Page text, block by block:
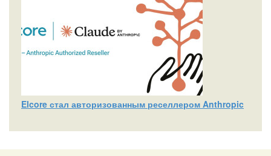
Elcore стал авторизованным реселлером Anthropic